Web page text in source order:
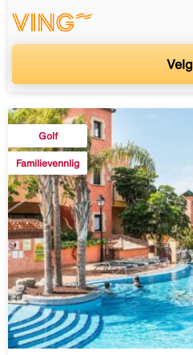
Velg
Golf
Familievennlig